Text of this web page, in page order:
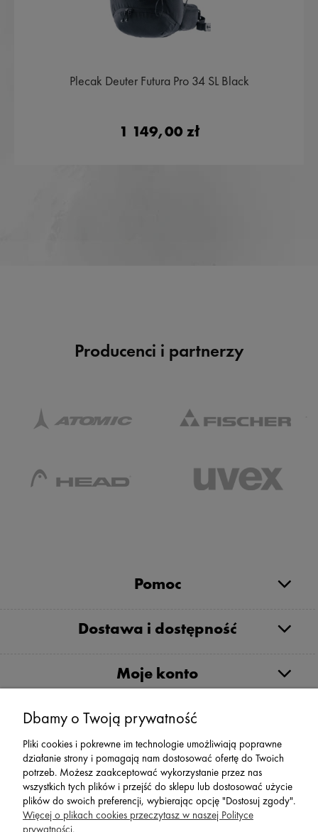
Plecak Deuter Futura Pro 34 SL Black
1 149,00 zł
Producenci i partnerzy
Pomoc
Dostawa i dostępność
Moje konto
Serwis
Zwroty,Reklamacje Wymiany
Dbamy o Twoją prywatność
Pliki cookies i pokrewne im technologie umożliwiają poprawne
działanie strony i pomagają nam dostosować ofertę do Twoich
potrzeb. Możesz zaakceptować wykorzystanie przez nas
wszystkich tych plików i przejść do sklepu lub dostosować użycie
plików do swoich preferencji, wybierając opcję "Dostosuj zgody".
Więcej o plikach cookies przeczytasz w naszej Polityce
prywatności.